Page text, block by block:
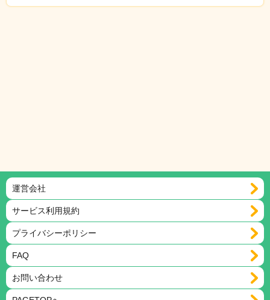
運営会社
サービス利用規約
プライバシーポリシー
FAQ
お問い合わせ